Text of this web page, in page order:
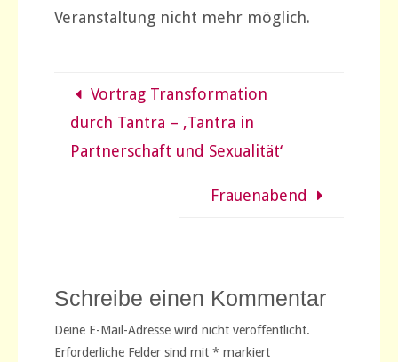
Veranstaltung nicht mehr möglich.
Vortrag Transformation
durch Tantra – ‚Tantra in
Partnerschaft und Sexualität‘
Frauenabend
Schreibe einen Kommentar
Deine E-Mail-Adresse wird nicht veröffentlicht.
Erforderliche Felder sind mit *markiert